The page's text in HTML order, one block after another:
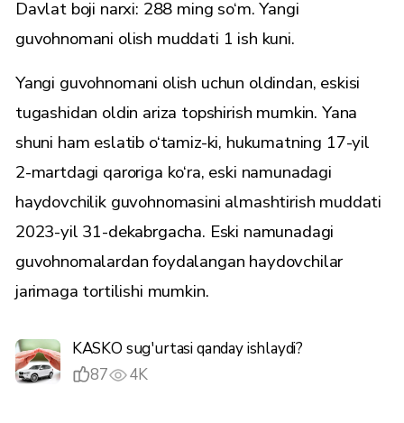
Davlat boji narxi: 288 ming so‘m. Yangi
guvohnomani olish muddati 1 ish kuni.
Yangi guvohnomani olish uchun oldindan, eskisi
tugashidan oldin ariza topshirish mumkin. Yana
shuni ham eslatib o‘tamiz-ki, hukumatning 17-yil
2-martdagi qaroriga ko‘ra, eski namunadagi
haydovchilik guvohnomasini almashtirish muddati
2023-yil 31-dekabrgacha. Eski namunadagi
guvohnomalardan foydalangan haydovchilar
jarimaga tortilishi mumkin.
KASKO sug'urtasi qanday ishlaydi?
87
4K